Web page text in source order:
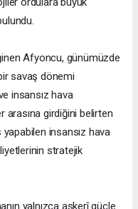
Afyoncu, günümüzde
savaş dönemi
insansız hava
arasına girdiğini belirten
insansız hava
stratejik